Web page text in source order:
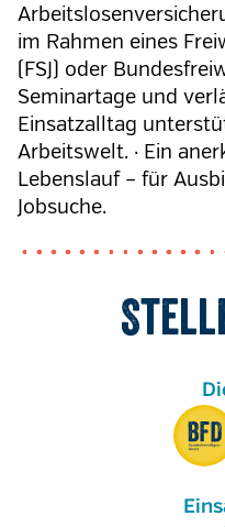
im Rahmen eines
(FSJ) oder
Seminartage und
Einsatzalltag
Arbeitswelt. · Ein
Lebenslauf – für
Jobsuche.